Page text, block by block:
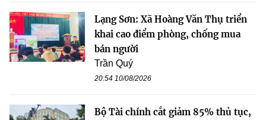
Lạng Sơn: Xã Hoàng Văn Thụ triển
khai cao điểm phòng, chống mua
bán người
Trần Quý
20:54 10/08/2026
Bộ Tài chính cắt giảm 85% thủ tục,